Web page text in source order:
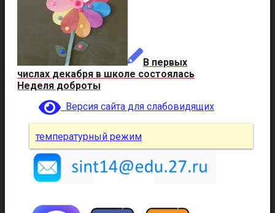
В первых
числах декабря в школе состоялась
Неделя доброты
Версия сайта для слабовидящих
температурный режим